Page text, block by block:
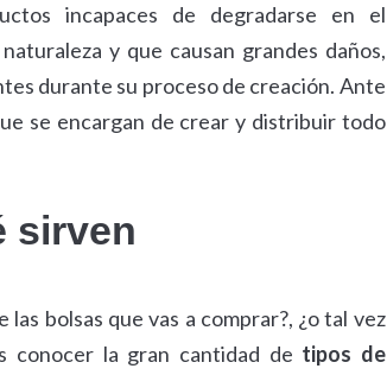
incapaces de degradarse en el
y que causan grandes daños,
durante su proceso de creación. Ante
se encargan de crear y distribuir todo
sirven
bolsas que vas a comprar?, ¿o tal vez
conocer la gran cantidad de tipos de